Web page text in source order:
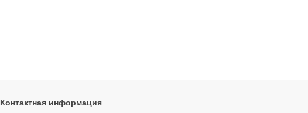
Контактная информация